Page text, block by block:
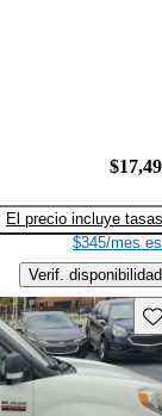
El precio incluye tasas
$345/mes
Verif. disponibilidad